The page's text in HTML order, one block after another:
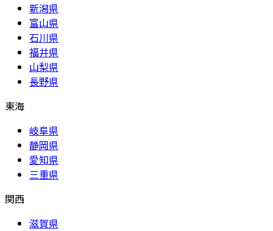
新潟県
富山県
石川県
福井県
山梨県
長野県
東海
岐阜県
静岡県
愛知県
三重県
関西
滋賀県